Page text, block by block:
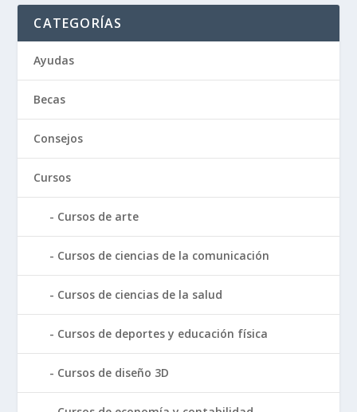
CATEGORÍAS
Ayudas
Becas
Consejos
Cursos
Cursos de arte
Cursos de ciencias de la comunicación
Cursos de ciencias de la salud
Cursos de deportes y educación física
Cursos de diseño 3D